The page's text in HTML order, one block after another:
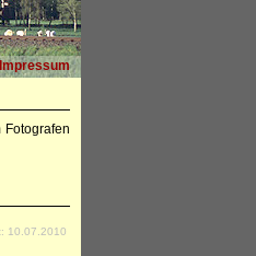
Impressum
10.07.2010